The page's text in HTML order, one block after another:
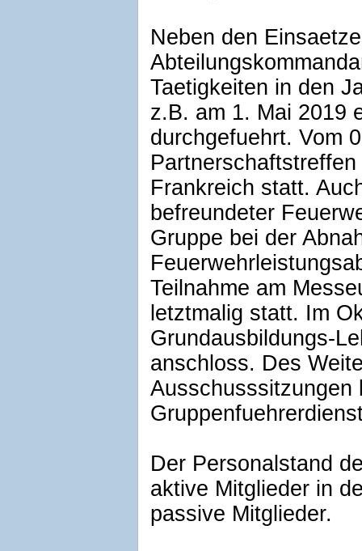
Neben den
Taetigkeiten in den
z.B. am 1. Mai 2019
durchgefuehrt. Vom
Frankreich statt.
befreundeter
Gruppe bei der
Teilnahme am
letztmalig statt. Im
Grundausbildungs-
anschloss. Des
Ausschusssitzungen
Der Personalstand
aktive Mitglieder in
passive Mitglieder.